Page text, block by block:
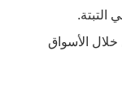
التبتة.
خلال الأسواق